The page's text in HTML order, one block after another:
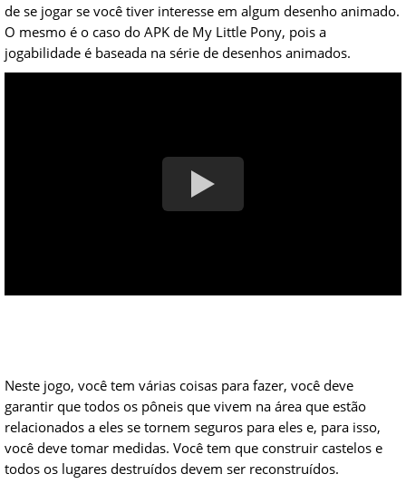
de se jogar se você tiver interesse em algum desenho animado.
O mesmo é o caso do APK de My Little Pony, pois a
jogabilidade é baseada na série de desenhos animados.
Neste jogo, você tem várias coisas para fazer, você deve
garantir que todos os pôneis que vivem na área que estão
relacionados a eles se tornem seguros para eles e, para isso,
você deve tomar medidas. Você tem que construir castelos e
todos os lugares destruídos devem ser reconstruídos.